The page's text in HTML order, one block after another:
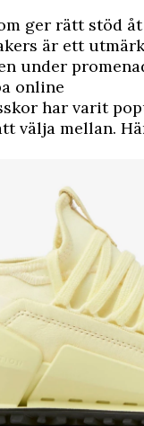
ger rätt stöd
är ett
under
online
har varit
välja mellan.